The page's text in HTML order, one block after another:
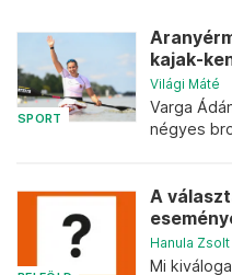
SPORT
kajak-
Világi Máté
Varga
négyes
A
Hanula Zsolt
Mi